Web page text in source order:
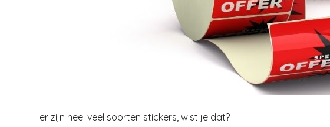
er zijn heel veel soorten stickers, wist je dat?